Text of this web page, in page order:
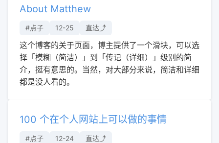
About Matthew
#点子 12-25 直达⤴︎
这个博客的关于页面，博主提供了一个滑块，可以选
择「模糊（简洁）」到「传记（详细）」级别的简
介，挺有意思的。当然，对大部分来说，简洁和详细
都是没人看的。
100 个在个人网站上可以做的事情
#点子 12-24 直达⤴︎